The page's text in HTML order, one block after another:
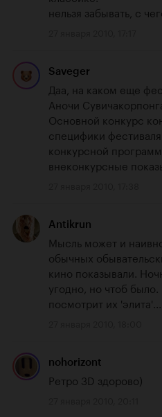
нельзя забывать, с
Saveger
Даа, на каком еще
Аночи
Основной конкурс
специфики
конкурсной
внеконкурсные
Antikrun
Мысль может и
обычных
кино показывали.
угодно, но чтоб
посмотрит их
nohorizont
Ретро 3D здорово)